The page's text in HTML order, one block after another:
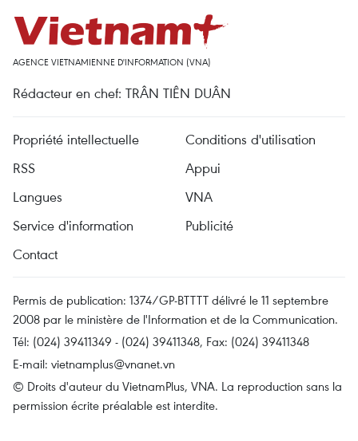
AGENCE VIETNAMIENNE D'INFORMATION (VNA)
Rédacteur en chef: TRÂN TIÊN DUÂN
Propriété intellectuelle
Conditions d'utilisation
RSS
Appui
Langues
VNA
Service d'information
Publicité
Contact
Permis de publication: 1374/GP-BTTTT délivré le 11 septembre
2008 par le ministère de l'Information et de la Communication.
Tél: (024) 39411349 - (024) 39411348, Fax: (024) 39411348
E-mail: vietnamplus@vnanet.vn
© Droits d'auteur du VietnamPlus, VNA. La reproduction sans la
permission écrite préalable est interdite.